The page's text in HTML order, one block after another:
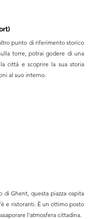
punto di riferimento storico
torre, potrai godere di una
città e scoprire la sua storia
al suo interno.
di Ghent, questa piazza ospita
e ristoranti. È un ottimo posto
l'atmosfera cittadina.